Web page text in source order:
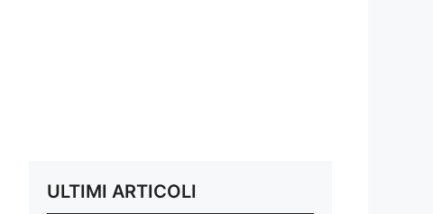
ULTIMI ARTICOLI